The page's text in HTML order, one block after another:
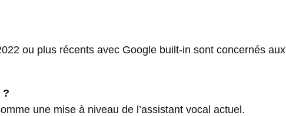
ou plus récents avec Google built-in sont concernés aux
?
une mise à niveau de l’assistant vocal actuel.